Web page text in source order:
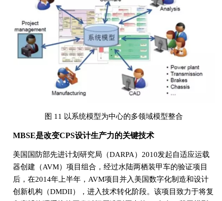
图 11 以系统模型为中心的多领域模型整合
MBSE是改变CPS设计生产力的关键技术
美国国防部先进计划研究局（DARPA）2010发起自适应运载
器创建（AVM）项目组合，经过水陆两栖装甲车的验证项目
后，在2014年上半年，AVM项目并入美国数字化制造和设计
创新机构（DMDII），进入技术转化阶段。该项目致力于将复